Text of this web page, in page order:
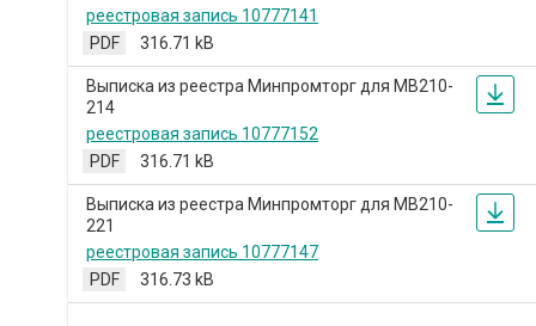
реестровая запись 10777141
PDF
316.71 kB
Выписка из реестра Минпромторг для МВ210-
214
реестровая запись 10777152
PDF
316.71 kB
Выписка из реестра Минпромторг для МВ210-
221
реестровая запись 10777147
PDF
316.73 kB